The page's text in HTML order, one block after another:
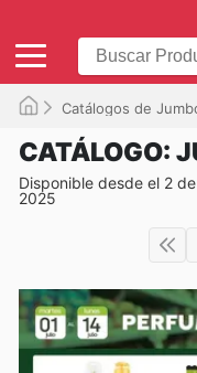
Catálogos de
CATÁLOGO:
Disponible desde el 2
2025